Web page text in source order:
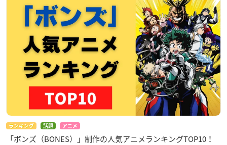
ランキング 話題 アニメ
「ボンズ（BONES）」制作の人気アニメランキングTOP10！